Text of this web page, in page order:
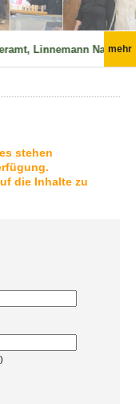
Linnemann mehr
stehen
die Inhalte zu
)